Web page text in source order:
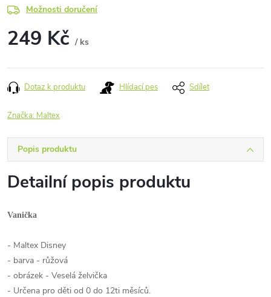
Možnosti doručení
249 Kč / ks
cena:
Dotaz k produktu Hlídací pes Sdílet
Značka: Maltex
Popis produktu
Detailní popis produktu
Vanička
- Maltex Disney
- barva - růžová
- obrázek - Veselá želvička
- Určena pro děti od 0 do 12ti měsíců.